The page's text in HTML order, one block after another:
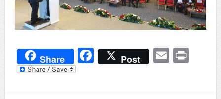
Share Facebook
Post Email